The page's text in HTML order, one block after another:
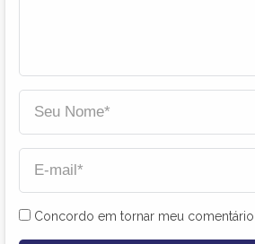
Concordo em tornar meu